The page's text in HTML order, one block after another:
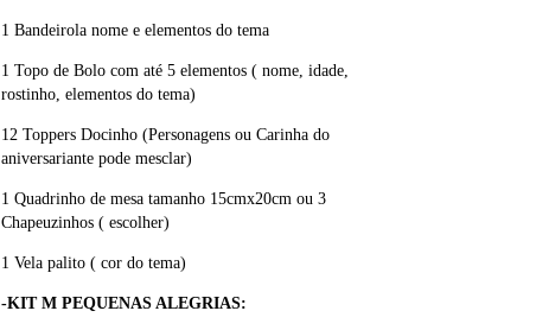
1 Bandeirola nome e elementos do tema
1 Topo de Bolo com até 5 elementos ( nome, idade,
rostinho, elementos do tema)
12 Toppers Docinho (Personagens ou Carinha do
aniversariante pode mesclar)
1 Quadrinho de mesa tamanho 15cmx20cm ou 3
Chapeuzinhos ( escolher)
1 Vela palito ( cor do tema)
-KIT M PEQUENAS ALEGRIAS: